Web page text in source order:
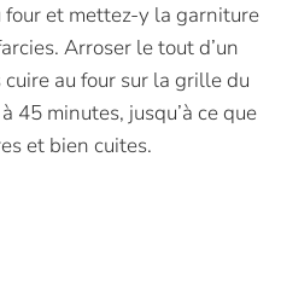
et mettez-y la garniture
Arroser le tout d’un
au four sur la grille du
45 minutes, jusqu’à ce que
et bien cuites.